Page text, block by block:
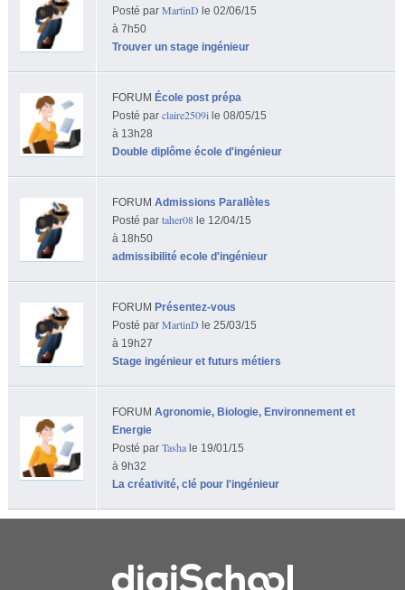
Posté par MartinD le 02/06/15
à 7h50
Trouver un stage ingénieur
FORUM École post prépa
Posté par claire2509ile 08/05/15
à 13h28
Double diplôme école d'ingénieur
FORUM Admissions Parallèles
Posté par taher08le 12/04/15
à 18h50
admissibilité ecole d'ingénieur
FORUM Présentez-vous
Posté par MartinD le 25/03/15
à 19h27
Stage ingénieur et futurs métiers
FORUM Agronomie, Biologie, Environnement et
Energie
Posté par Tashale 19/01/15
à 9h32
La créativité, clé pour l'ingénieur